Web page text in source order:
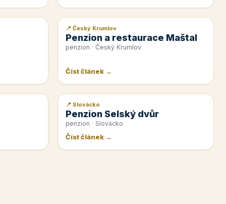
📰 PR článek
📍 Český Krumlov
Penzion a restaurace Maštal
penzion · Český Krumlov
Číst článek →
📰 PR článek
📍 Slovácko
Penzion Selský dvůr
penzion · Slovácko
Číst článek →